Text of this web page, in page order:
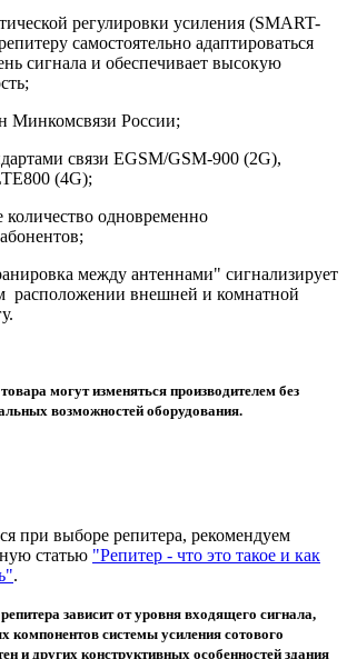
регулировки усиления (SMART-
самостоятельно адаптироваться
сигнала и обеспечивает высокую
Минкомсвязи России;
связи EGSM/GSM-900 (2G),
(4G);
одновременно
между антеннами" сигнализирует
расположении внешней и комнатной
могут изменяться производителем без
возможностей оборудования.
при выборе репитера, рекомендуем
статью "Репитер - что это такое и как
.
зависит от уровня входящего сигнала,
компонентов системы усиления сотового
и других конструктивных особенностей здания